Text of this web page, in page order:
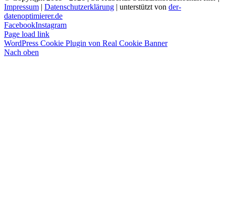
Impressum | Datenschutzerklärung | unterstützt von der-
datenoptimierer.de
FacebookInstagram
Page load link
WordPress Cookie Plugin von Real Cookie Banner
Nach oben